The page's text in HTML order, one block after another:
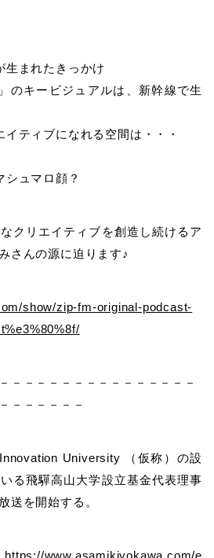
生まれたきっかけ
のキービジュアルは、新幹線で生
ティブになれる空間は・・・
シュマロ顔？
クリエイティブを創造し続けるア
さんの源に迫ります♪
show/zip-fm-original-podcast-
－－－－－－－－－－－－－－－
－－－－－－
University （仮称）の設
る飛驒高山大学設立基金代表理事
送を開始する。
https://www.asamikiyokawa.com/e